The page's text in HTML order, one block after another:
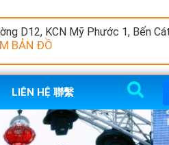
D12, KCN Mỹ Phước 1, Bến
BẢN ĐỒ
LIÊN HỆ 聯繫